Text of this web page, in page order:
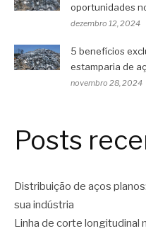
oportunidades
dezembro 12, 2024
5 benefícios
estamparia de
novembro 28, 2024
Posts
Distribuição de aços
sua indústria
Linha de corte longitudinal